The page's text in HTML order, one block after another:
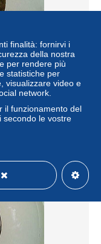
Hessen
finalità: fornirvi i
della nostra
per rendere più
statistiche per
visualizzare video e
network.
il funzionamento del
secondo le vostre